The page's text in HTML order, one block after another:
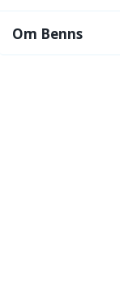
Om Benns